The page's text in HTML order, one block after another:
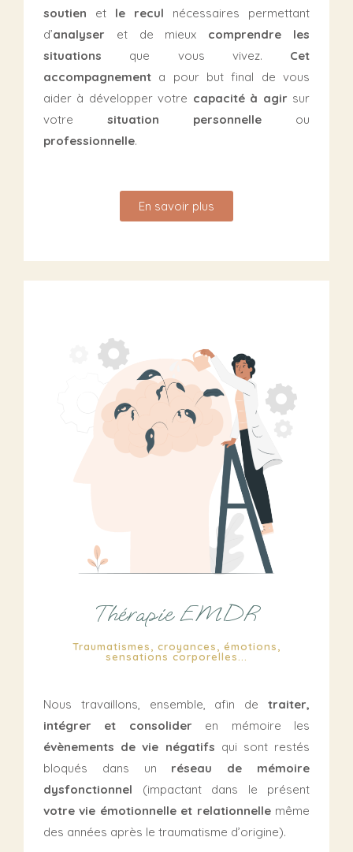
soutien et le recul nécessaires permettant
d’analyser et de mieux comprendre les
situations que vous vivez. Cet
accompagnement a pour but final de vous
aider à développer votre capacité à agir sur
votre situation personnelle ou
professionnelle.
En savoir plus
Thérapie EMDR
Traumatismes, croyances, émotions,
sensations corporelles...
Nous travaillons, ensemble, afin de traiter,
intégrer et consolider en mémoire les
évènements de vie négatifs qui sont restés
bloqués dans un réseau de mémoire
dysfonctionnel (impactant dans le présent
votre vie émotionnelle et relationnellemême
des années après le traumatisme d’origine).